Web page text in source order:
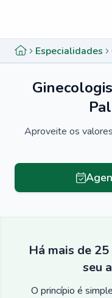
Especialidades
Aproveite os
Há mais de
seu
O princípio é